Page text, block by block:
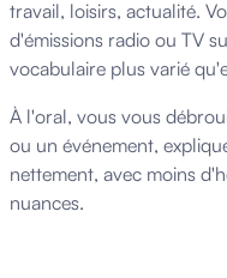
travail, loisirs, actualité.
d'émissions radio ou TV
vocabulaire plus varié
À l'oral, vous vous
ou un événement,
nettement, avec moins
nuances.